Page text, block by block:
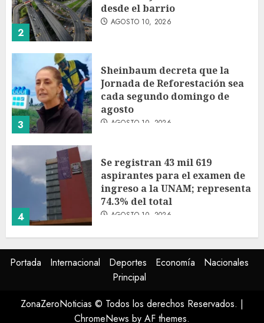
2
desde el barrio
AGOSTO 10, 2026
3
Sheinbaum decreta que la
Jornada de Reforestación sea
cada segundo domingo de
agosto
AGOSTO 10, 2026
4
Se registran 43 mil 619
aspirantes para el examen de
ingreso a la UNAM; representa
74.3% del total
AGOSTO 10, 2026
5
Nacional en arranque de
Jornada Nacional de
AGOSTO 10, 2026
Portada Internacional Deportes Economía
Nacionales
Principal
ZonaZeroNoticias © Todos los derechos Reservados. |
ChromeNews by AF themes.